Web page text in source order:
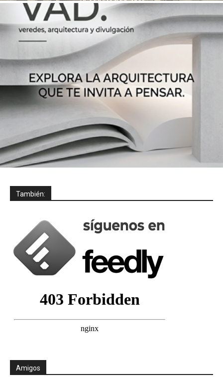
También:
Amigos